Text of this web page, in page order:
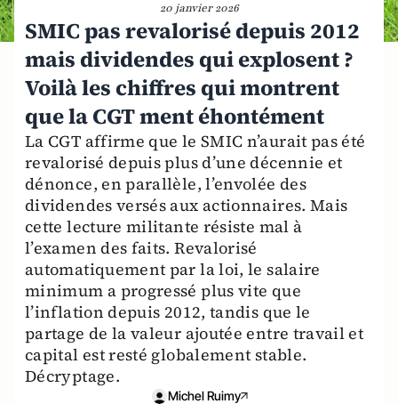
20 janvier 2026
SMIC pas revalorisé depuis 2012
mais dividendes qui explosent ?
Voilà les chiffres qui montrent
que la CGT ment éhontément
La CGT affirme que le SMIC n’aurait pas été
revalorisé depuis plus d’une décennie et
dénonce, en parallèle, l’envolée des
dividendes versés aux actionnaires. Mais
cette lecture militante résiste mal à
l’examen des faits. Revalorisé
automatiquement par la loi, le salaire
minimum a progressé plus vite que
l’inflation depuis 2012, tandis que le
partage de la valeur ajoutée entre travail et
capital est resté globalement stable.
Décryptage.
Michel Ruimy